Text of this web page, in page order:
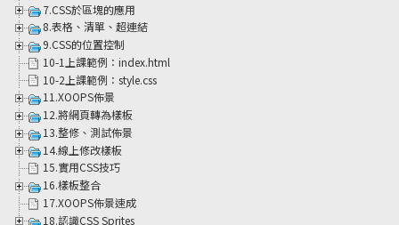
7.CSS於區塊的應用
8.表格、清單、超連結
9.CSS的位置控制
10-1上課範例：index.html
10-2上課範例：style.css
11.XOOPS佈景
12.將網頁轉為樣板
13.整修、測試佈景
14.線上修改樣板
15.實用CSS技巧
16.樣板整合
17.XOOPS佈景速成
18.認識CSS Sprites